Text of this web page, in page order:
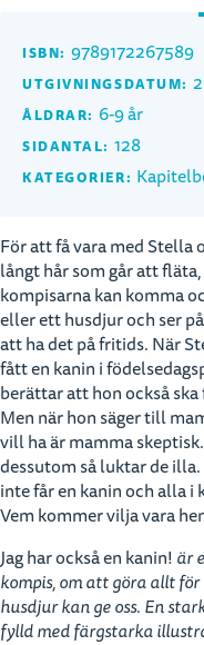
ISBN: 9789172267589
UTGIVNINGSDATUM:
ÅLDRAR: 6-9 år
SIDANTAL: 128
KATEGORIER:
För att få vara med Stella
långt hår som går att
kompisarna kan komma
eller ett husdjur och ser
att ha det på fritids. När
fått en kanin i
berättar att hon också
Men när hon säger till
vill ha är mamma
dessutom så luktar de illa.
inte får en kanin och alla i
Vem kommer vilja vara
Jag har också en kanin! är
kompis, om att göra allt
husdjur kan ge oss. En
fylld med färgstarka